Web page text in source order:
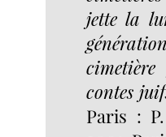
jette la
contes
Paris :